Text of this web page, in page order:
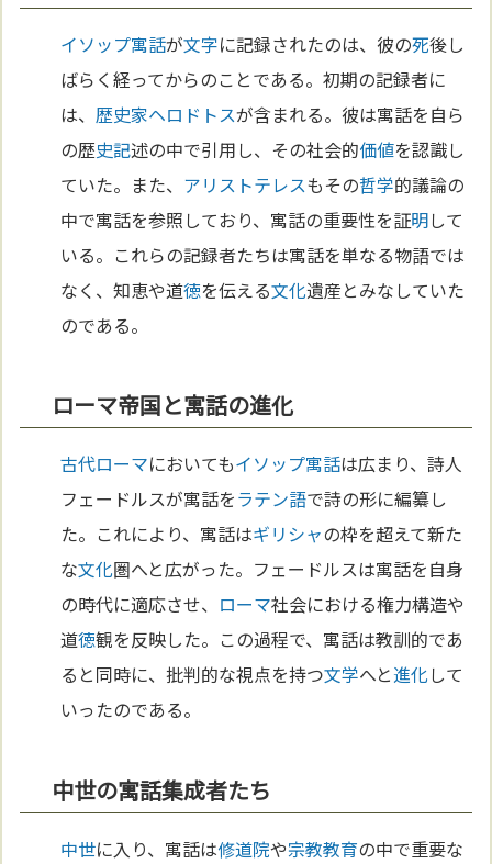
イソップ寓話が文字に記録されたのは、彼の死後し
ばらく経ってからのことである。初期の記録者に
は、 歴史家ヘロドトスが含まれる。彼は寓話を自ら
の歴史記述の中で引用し、その社会的価値を認識し
ていた。また、 アリストテレスもその哲学的議論の
中で寓話を参照しており、寓話の重要性を証明して
いる。これらの記録者たちは寓話を単なる物語では
なく、知恵や道徳を伝える文化遺産とみなしていた
のである。
ローマ帝国と寓話の進化
古代ローマにおいてもイソップ寓話は広まり、詩人
フェードルスが寓話をラテン語で詩の形に編纂し
た。これにより、寓話はギリシャの枠を超えて新た
な文化圏へと広がった。フェードルスは寓話を自身
の時代に適応させ、 ローマ社会における権力構造や
道徳観を反映した。この過程で、寓話は教訓的であ
ると同時に、批判的な視点を持つ文学へと進化して
いったのである。
中世の寓話集成者たち
中世に入り、寓話は修道院や宗教教育の中で重要な